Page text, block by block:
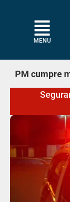
MENU
PM cumpre